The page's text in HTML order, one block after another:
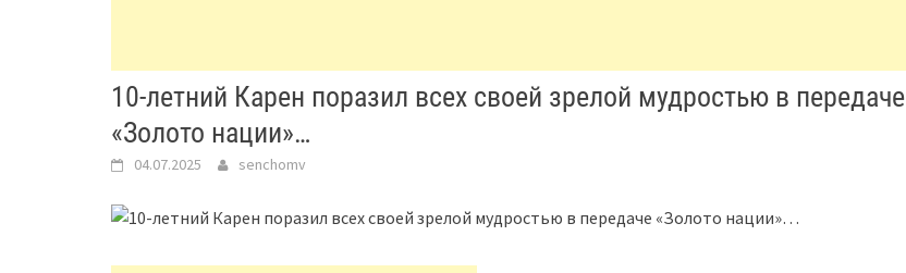
10-летний Карен поразил всех своей зрелой мудростью в передаче
«Золото нации»…
04.07.2025 senchomv